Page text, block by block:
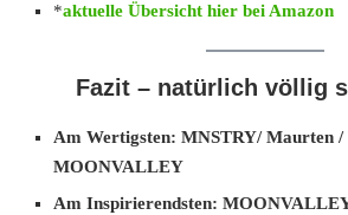
*aktuelle Übersicht hier bei Amazon
Fazit – natürlich völlig
Am Wertigsten: MNSTRY/ Maurten
MOONVALLEY
Am Inspirierendsten: